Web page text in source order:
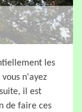
les
n'ayez
il est
de faire ces